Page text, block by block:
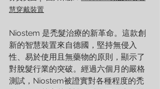
慧穿戴裝置
Niostem 是禿髮治療的新革命。這款創
新的智慧裝置來自德國，堅持無侵入
性、易於使用且無藥物的原則，顯示了
對脫髮行業的突破。經過六個月的嚴格
測試，Niostem被證實對各種程度的禿